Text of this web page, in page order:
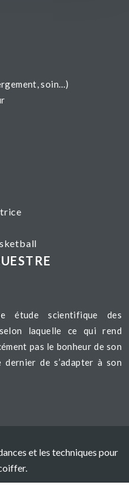
soin…)
étude scientifique des
laquelle ce qui rend
pas le bonheur de son
dernier de s’adapter à son
et les techniques pour